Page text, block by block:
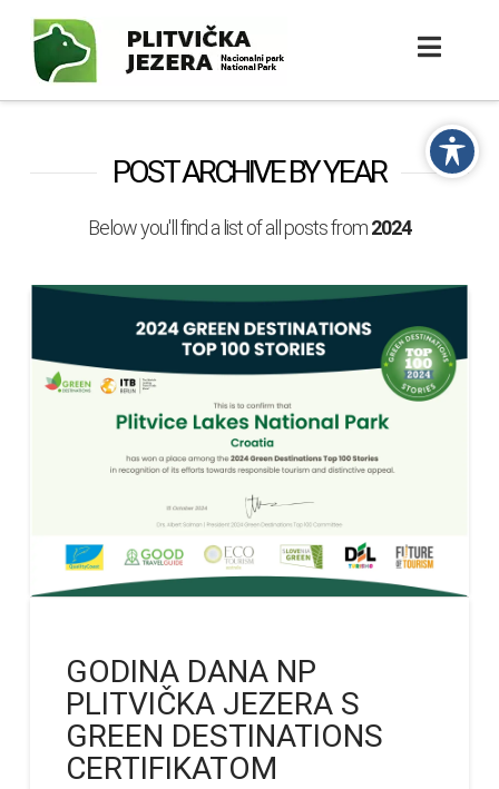
POST ARCHIVE BY YEAR
Below you'll find a list of all posts from2024
GODINA DANA NP
PLITVIČKA JEZERA S
GREEN DESTINATIONS
CERTIFIKATOM